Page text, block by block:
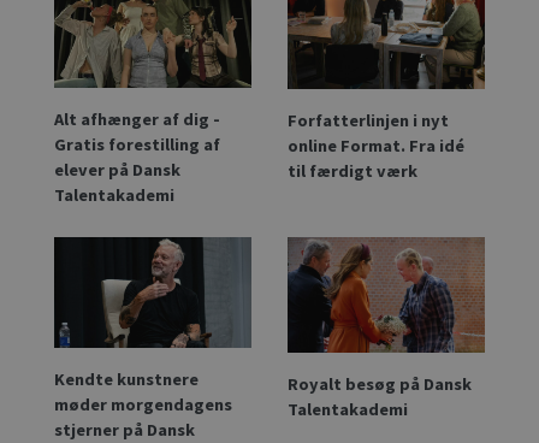
Alt afhænger af dig -
Gratis forestilling af
elever på Dansk
Talentakademi
Forfatterlinjen i nyt
online Format. Fra idé
til færdigt værk
Kendte kunstnere
møder morgendagens
stjerner på Dansk
Royalt besøg på Dansk
Talentakademi